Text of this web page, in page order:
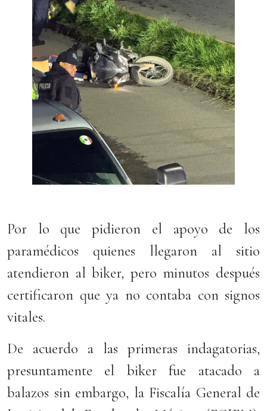
Por lo que pidieron el apoyo de los
paramédicos quienes llegaron al sitio
atendieron al biker, pero minutos después
certificaron que ya no contaba con signos
vitales.
De acuerdo a las primeras indagatorias,
presuntamente el biker fue atacado a
balazos sin embargo, la Fiscalía General de